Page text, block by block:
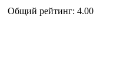
Общий рейтинг: 4.00